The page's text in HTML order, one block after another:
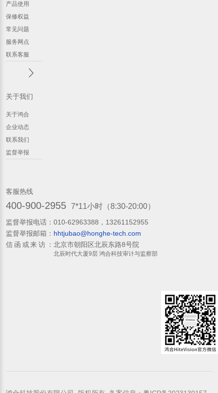
产品使用
保修权益
常见问题
服务网点
联系客服
关于我们
关于鸿合
企业动态
联系我们
监督举报
客服热线
400-900-2955 7*11小时（8:30-20:00）
监督举报电话： 010-62963388，13261152955
监督举报邮箱： hhtjubao@honghe-tech.com
信函或来访： 北京市朝阳区北辰东路8号院
北辰时代大厦9层 鸿合科技审计与监察部